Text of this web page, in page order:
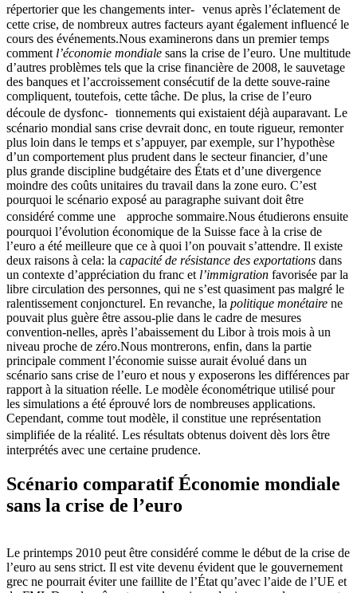
répertorier que les changements inter- venus après l’éclatement de
cette crise, de nombreux autres facteurs ayant également influencé le
cours des événements.Nous examinerons dans un premier temps
comment l’économie mondiale sans la crise de l’euro. Une multitude
d’autres problèmes tels que la crise financière de 2008, le sauvetage
des banques et l’accroissement consécutif de la dette souve-raine
compliquent, toutefois, cette tâche. De plus, la crise de l’euro
découle de dysfonc- tionnements qui existaient déjà auparavant. Le
scénario mondial sans crise devrait donc, en toute rigueur, remonter
plus loin dans le temps et s’appuyer, par exemple, sur l’hypothèse
d’un comportement plus prudent dans le secteur financier, d’une
plus grande discipline budgétaire des États et d’une divergence
moindre des coûts unitaires du travail dans la zone euro. C’est
pourquoi le scénario exposé au paragraphe suivant doit être
considéré comme une approche sommaire.Nous étudierons ensuite
pourquoi l’évolution économique de la Suisse face à la crise de
l’euro a été meilleure que ce à quoi l’on pouvait s’attendre. Il existe
deux raisons à cela: la capacité de résistance des exportations dans
un contexte d’appréciation du franc et l’immigration favorisée par la
libre circulation des personnes, qui ne s’est quasiment pas malgré le
ralentissement conjoncturel. En revanche, la politique monétaire ne
pouvait plus guère être assou-plie dans le cadre de mesures
convention-nelles, après l’abaissement du Libor à trois mois à un
niveau proche de zéro.Nous montrerons, enfin, dans la partie
principale comment l’économie suisse aurait évolué dans un
scénario sans crise de l’euro et nous y exposerons les différences par
rapport à la situation réelle. Le modèle économétrique utilisé pour
les simulations a été éprouvé lors de nombreuses applications.
Cependant, comme tout modèle, il constitue une représentation
simplifiée de la réalité. Les résultats obtenus doivent dès lors être
interprétés avec une certaine prudence.
Scénario comparatif Économie mondiale
sans la crise de l’euro
Le printemps 2010 peut être considéré comme le début de la crise de
l’euro au sens strict. Il est vite devenu évident que le gouvernement
grec ne pourrait éviter une faillite de l’État qu’avec l’aide de l’UE et